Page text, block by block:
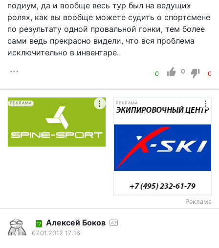
подиум, да и вообще весь тур был на ведущих
ролях, как вы вообще можете судить о спортсмене
по результату одной провальной гонки, тем более
сами ведь прекрасно видели, что вся проблема
исключительно в инвентаре.
0 0 0
РЕКЛАМА РЕКЛАМА
Реклама
17 Алексей Боков 47
07.01.2012 17:16